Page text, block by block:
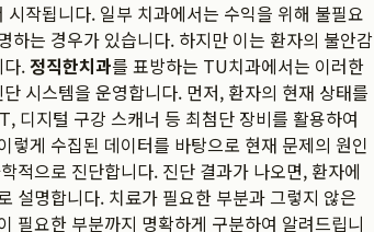
작됩니다. 일부 치과에서는 수익을 위해 불필요
하는 경우가 있습니다. 하지만 이는 환자의 불안감
.정직한치과를 표방하는 TU치과에서는 이러한
시스템을 운영합니다. 먼저, 환자의 현재 상태를
디지털 구강 스캐너 등 최첨단 장비를 활용하여
게 수집된 데이터를 바탕으로 현재 문제의 원인
적으로 진단합니다. 진단 결과가 나오면, 환자에
설명합니다. 치료가 필요한 부분과 그렇지 않은
필요한 부분까지 명확하게 구분하여 알려드립니